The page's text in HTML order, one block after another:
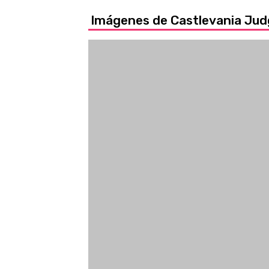
Imágenes de Castlevania